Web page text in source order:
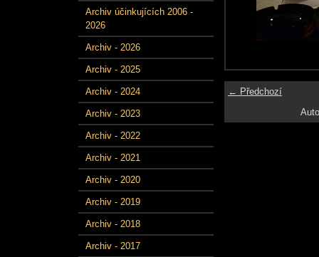
Archiv účinkujících 2006 -
2026
Archiv - 2026
Archiv - 2025
Archiv - 2024
Archiv - 2023
Archiv - 2022
Archiv - 2021
Archiv - 2020
Archiv - 2019
Archiv - 2018
Archiv - 2017
← Předchozí